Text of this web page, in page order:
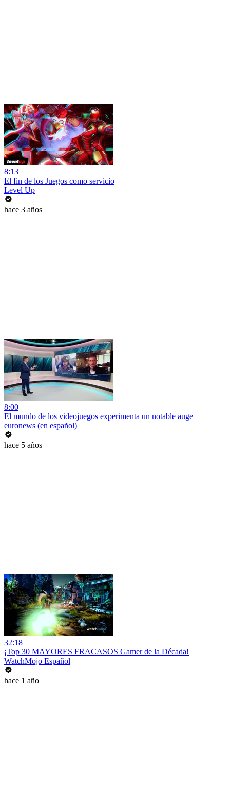
8:13
El fin de los Juegos como servicio
Level Up
hace 3 años
8:00
El mundo de los videojuegos experimenta un notable auge
euronews (en español)
hace 5 años
32:18
¡Top 30 MAYORES FRACASOS Gamer de la Década!
WatchMojo Español
hace 1 año